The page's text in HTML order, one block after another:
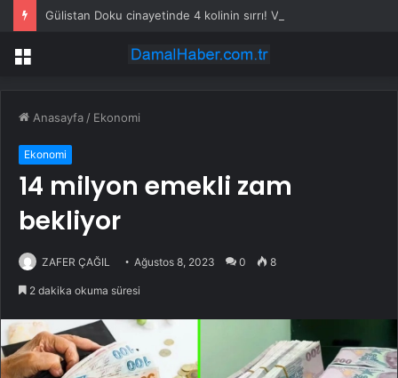
Menü
Anasayfa / Ekonomi
Ekonomi
14 milyon emekli zam
bekliyor
ZAFER ÇAĞIL Ağustos 8, 2023 0 8
2 dakika okuma süresi